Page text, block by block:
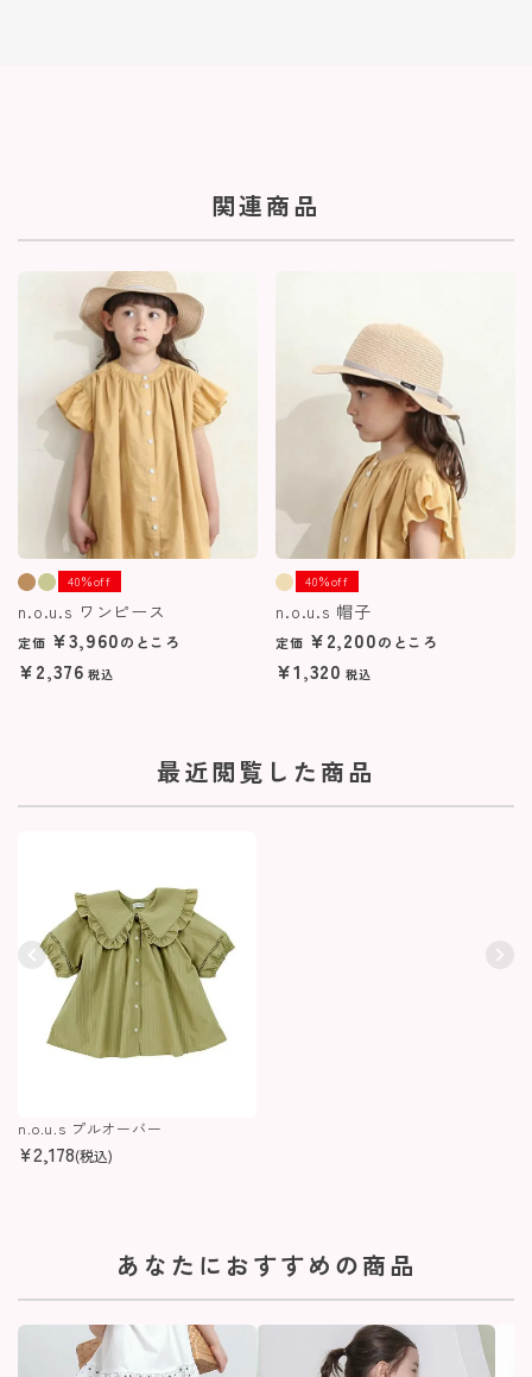
関連商品
40％off
n.o.u.s ワンピース
定価 ¥3,960のところ
¥2,376 税込
40％off
n.o.u.s 帽子
定価 ¥2,200のところ
¥1,320 税込
最近閲覧した商品
n.o.u.s プルオーバー
¥2,178(税込)
あなたにおすすめの商品